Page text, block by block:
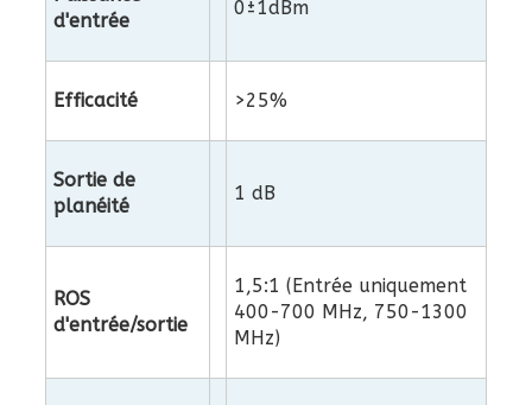
d'entrée
0±1dBm
Efficacité >25%
Sortie de
planéité
1 dB
ROS
d'entrée/sortie
1,5:1 (Entrée uniquement
400-700 MHz, 750-1300
MHz)